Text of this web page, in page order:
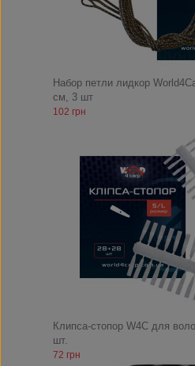
Набор петли лидкор
см, 3 шт
102 грн
Клипса-стопор W4C для
шт.
72 грн